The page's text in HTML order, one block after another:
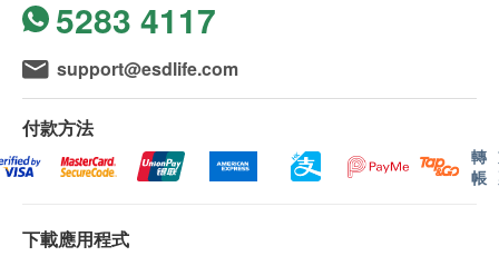
袖口易於使用，易於測量
60次記憶數據
訊號懸掛或黑色暴雨警告生效時，送貨服務時間將
會延遲。
所有訂單須視乎相關貨品的供應情況再作最後確
認。倘若健康網購health.ESDlife未能提供任何訂
單上的貨品，健康網購health.ESDlife有權拒絕接
受該訂單，並且會於送貨前透過電話或電郵通知顧
客再作安排。
退換條款：
5283 4117
support@esdlife.com
付款方法
轉
帳
下載應用程式